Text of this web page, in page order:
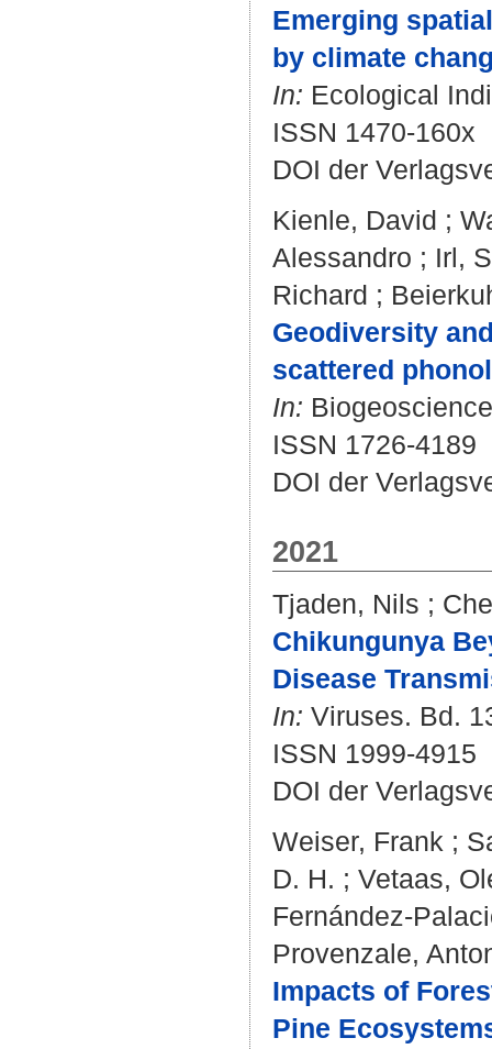
Emerging
by climate
In: Ecological
ISSN 1470-160x
DOI der
Kienle, David ;
Alessandro ; Irl,
Richard ;
Geodiversity
scattered
In:
ISSN 1726-4189
DOI der
2021
Tjaden, Nils ;
Chikungunya
Disease
In: Viruses. Bd.
ISSN 1999-4915
DOI der
Weiser, Frank ;
D. H. ; Vetaas,
Fernández-
Provenzale,
Impacts of
Pine